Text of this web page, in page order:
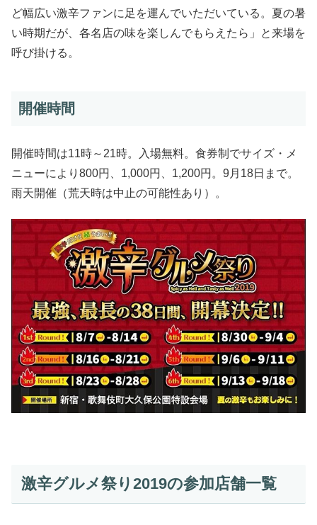
ど幅広い激辛ファンに足を運んでいただいている。夏の暑
い時期だが、各名店の味を楽しんでもらえたら」と来場を
呼び掛ける。
開催時間
開催時間は11時～21時。入場無料。食券制でサイズ・メ
ニューにより800円、1,000円、1,200円。9月18日まで。
雨天開催（荒天時は中止の可能性あり）。
激辛グルメ祭り2019の参加店舗一覧